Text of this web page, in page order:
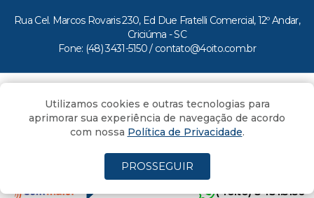
Rua Cel. Marcos Rovaris 230, Ed Due Fratelli Comercial, 12º Andar,
Criciúma - SC
Fone: (48) 3431-5150 / contato@4oito.com.br
Todos os direitos reservados ao Portal 4oito
(4oito) 3431.5150
Utilizamos cookies e outras tecnologias para
aprimorar sua experiência de navegação de acordo
com nossa Política de Privacidade.
PROSSEGUIR